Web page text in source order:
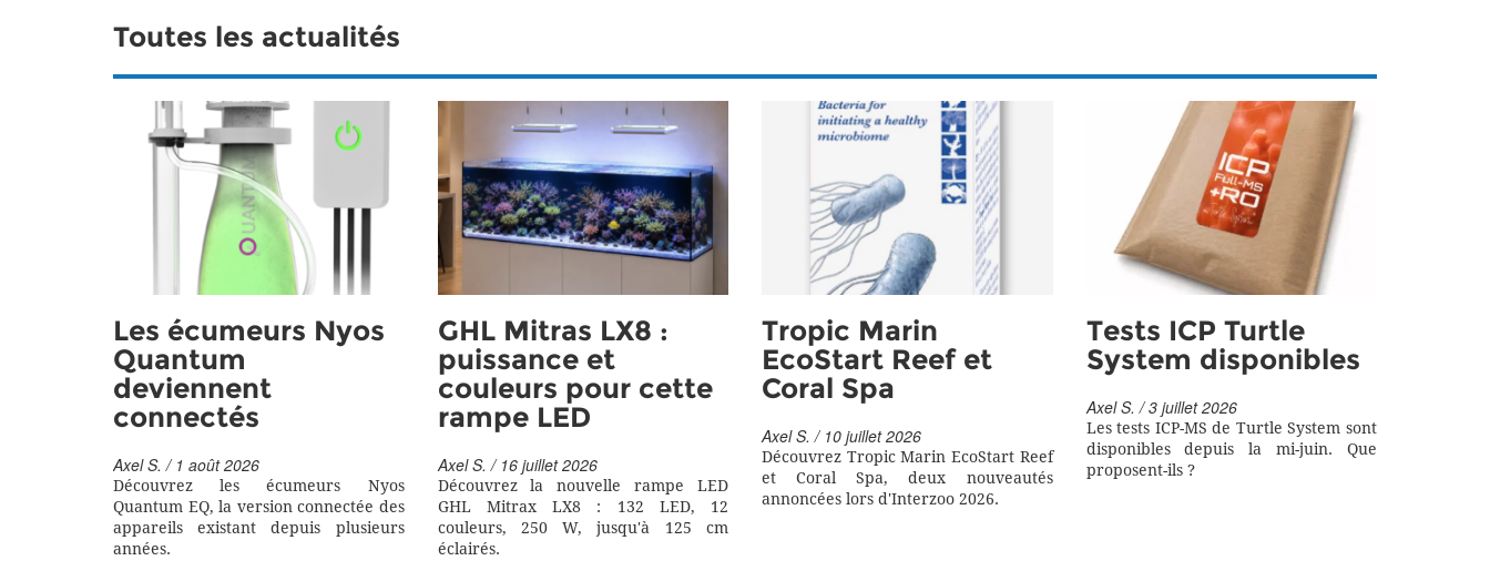
Toutes les actualités
Les écumeurs Nyos
Quantum
deviennent
connectés
Axel S. / 1 août 2026
Découvrez les écumeurs Nyos
Quantum EQ, la version connectée des
appareils existant depuis plusieurs
années.
GHL Mitras LX8 :
puissance et
couleurs pour cette
rampe LED
Axel S. / 16 juillet 2026
Découvrez la nouvelle rampe LED
GHL Mitrax LX8 : 132 LED, 12
couleurs, 250 W, jusqu'à 125 cm
éclairés.
Tropic Marin
EcoStart Reef et
Coral Spa
Axel S. / 10 juillet 2026
Découvrez Tropic Marin EcoStart Reef
et Coral Spa, deux nouveautés
annoncées lors d'Interzoo 2026.
Tests ICP Turtle
System disponibles
Axel S. / 3 juillet 2026
Les tests ICP-MS de Turtle System sont
disponibles depuis la mi-juin. Que
proposent-ils ?